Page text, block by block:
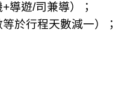
+導遊/司兼導）；
於行程天數減一）；